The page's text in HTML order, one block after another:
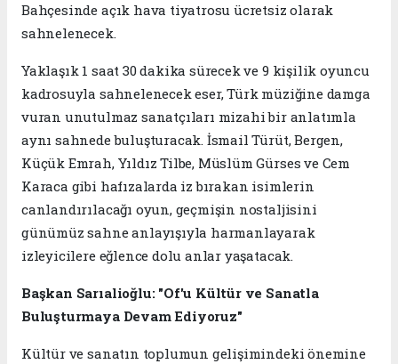
Bahçesinde açık hava tiyatrosu ücretsiz olarak
sahnelenecek.
Yaklaşık 1 saat 30 dakika sürecek ve 9 kişilik oyuncu
kadrosuyla sahnelenecek eser, Türk müziğine damga
vuran unutulmaz sanatçıları mizahi bir anlatımla
aynı sahnede buluşturacak. İsmail Türüt, Bergen,
Küçük Emrah, Yıldız Tilbe, Müslüm Gürses ve Cem
Karaca gibi hafızalarda iz bırakan isimlerin
canlandırılacağı oyun, geçmişin nostaljisini
günümüz sahne anlayışıyla harmanlayarak
izleyicilere eğlence dolu anlar yaşatacak.
Başkan Sarıalioğlu: "Of'u Kültür ve Sanatla
Buluşturmaya Devam Ediyoruz"
Kültür ve sanatın toplumun gelişimindeki önemine